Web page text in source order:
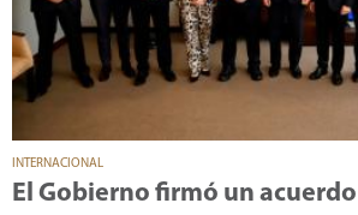
INTERNACIONAL
El Gobierno firmó un